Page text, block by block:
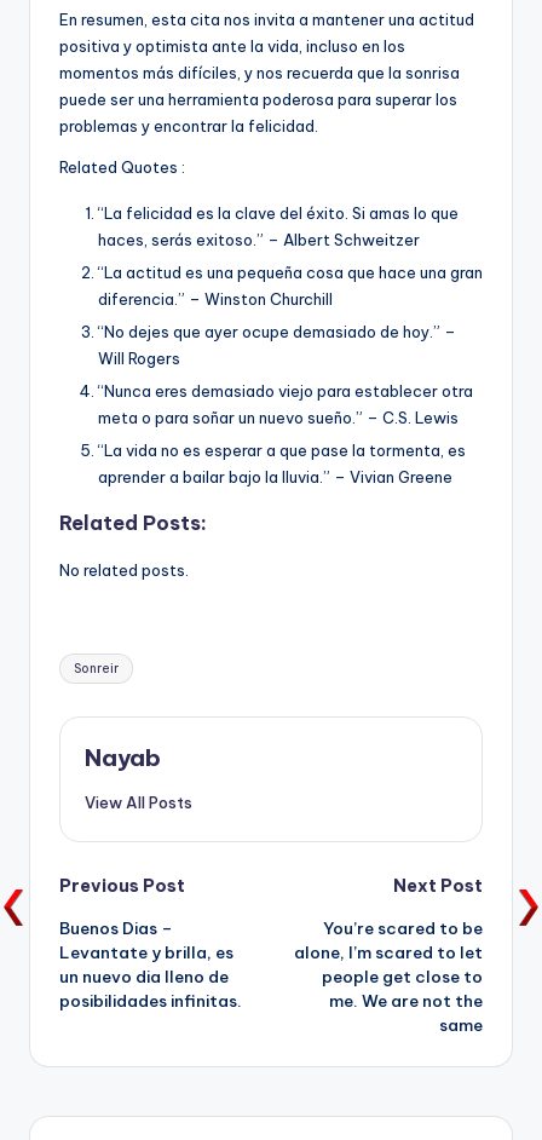
En resumen, esta cita nos invita a mantener una actitud
positiva y optimista ante la vida, incluso en los
momentos más difíciles, y nos recuerda que la sonrisa
puede ser una herramienta poderosa para superar los
problemas y encontrar la felicidad.
Related Quotes :
“La felicidad es la clave del éxito. Si amas lo que
haces, serás exitoso.” – Albert Schweitzer
“La actitud es una pequeña cosa que hace una gran
diferencia.” – Winston Churchill
“No dejes que ayer ocupe demasiado de hoy.” –
Will Rogers
“Nunca eres demasiado viejo para establecer otra
meta o para soñar un nuevo sueño.” – C.S. Lewis
“La vida no es esperar a que pase la tormenta, es
aprender a bailar bajo la lluvia.” – Vivian Greene
Related Posts:
No related posts.
Tags:
Sonreir
Nayab
View All Posts
Post
navigation
Previous Post
Buenos Dias –
Levantate y brilla, es
un nuevo dia lleno de
posibilidades infinitas.
Next Post
You’re scared to be
alone, I’m scared to let
people get close to
me. We are not the
same